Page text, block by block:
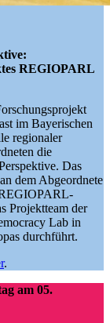
REGIOPARL
im Bayerischen
regionaler
die
Das
dem Abgeordnete
REGIOPARL-
Projektteam der
Lab in
durchführt.
.
am 05.